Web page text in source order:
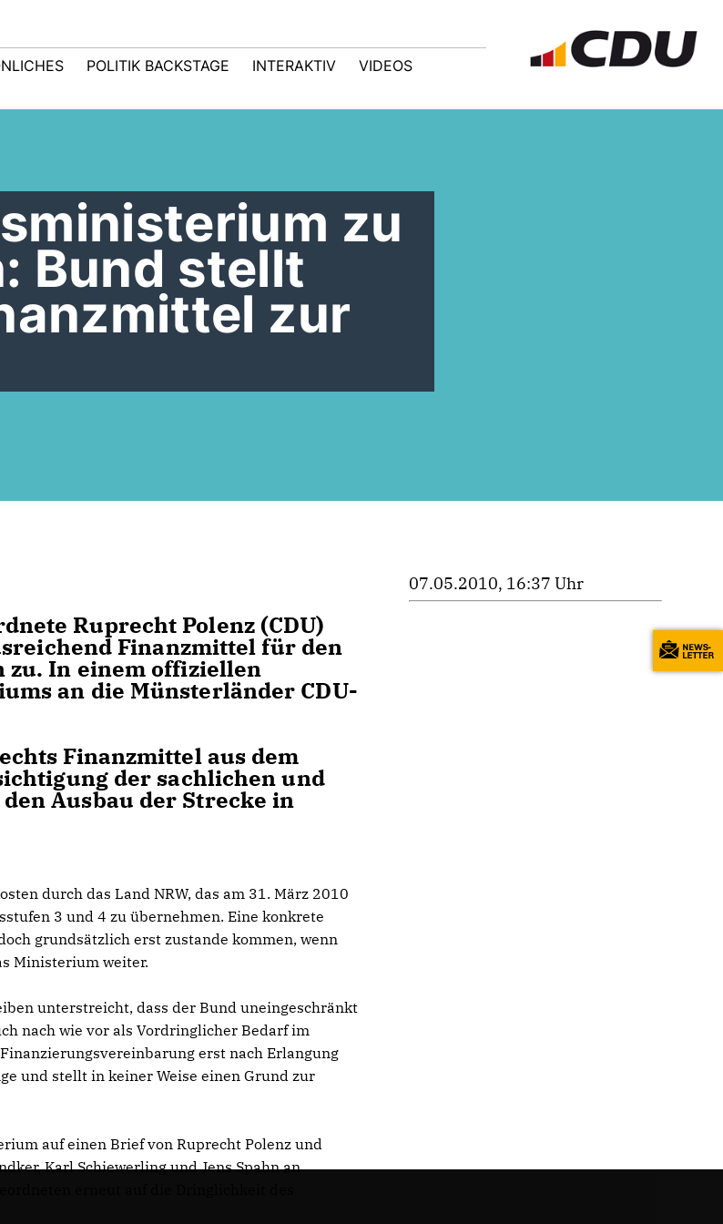
POLITIK BACKSTAGE INTERAKTIV VIDEOS
zu
Bund stellt
zur
Ruprecht Polenz (CDU)
Finanzmittel für den
zu. In einem offiziellen
an die Münsterländer CDU-
Finanzmittel aus dem
der sachlichen und
Ausbau der Strecke in
durch das Land NRW, das am 31. März 2010
3 und 4 zu übernehmen. Eine konkrete
grundsätzlich erst zustande kommen, wenn
Ministerium weiter.
unterstreicht, dass der Bund uneingeschränkt
nach wie vor als Vordringlicher Bedarf im
erst nach Erlangung
und stellt in keiner Weise einen Grund zur
auf einen Brief von Ruprecht Polenz und
Karl Schiewerling und Jens Spahn an
07.05.2010, 16:37 Uhr